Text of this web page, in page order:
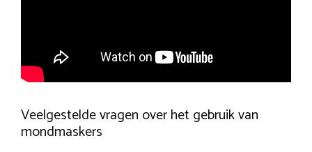
Veelgestelde vragen over het gebruik van
mondmaskers